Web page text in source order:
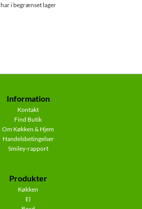
har i begrænset lager
Information
Kontakt
Find Butik
Om Køkken & Hjem
Handelsbetingelser
Smiley-rapport
Produkter
Køkken
El